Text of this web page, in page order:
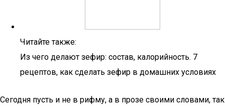
Читайте также:
Из чего делают зефир: состав, калорийность. 7
рецептов, как сделать зефир в домашних условиях
Сегодня пусть и не в рифму, а в прозе своими словами, так